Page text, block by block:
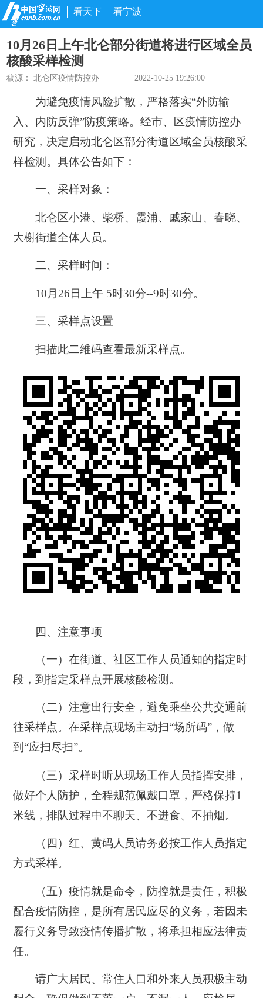
看天下 看宁波
10月26日上午北仑部分街道将进行区域全员
核酸采样检测
稿源：北仑区疫情防控办 2022-10-25 19:26:00
为避免疫情风险扩散，严格落实“外防输
入、内防反弹”防疫策略。经市、区疫情防控办
研究，决定启动北仑区部分街道区域全员核酸采
样检测。具体公告如下：
一、采样对象：
北仑区小港、柴桥、霞浦、戚家山、春晓、
大榭街道全体人员。
二、采样时间：
10月26日上午 5时30分--9时30分。
三、采样点设置
扫描此二维码查看最新采样点。
四、注意事项
（一）在街道、社区工作人员通知的指定时
段，到指定采样点开展核酸检测。
（二）注意出行安全，避免乘坐公共交通前
往采样点。在采样点现场主动扫“场所码”，做
到“应扫尽扫”。
（三）采样时听从现场工作人员指挥安排，
做好个人防护，全程规范佩戴口罩，严格保持1
米线，排队过程中不聊天、不进食、不抽烟。
（四）红、黄码人员请务必按工作人员指定
方式采样。
（五）疫情就是命令，防控就是责任，积极
配合疫情防控，是所有居民应尽的义务，若因未
履行义务导致疫情传播扩散，将承担相应法律责
任。
请广大居民、常住人口和外来人员积极主动